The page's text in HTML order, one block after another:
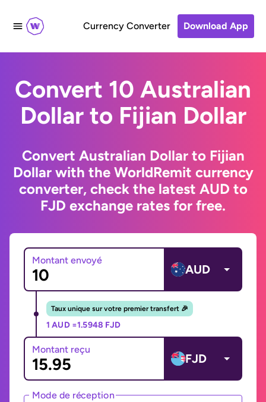
Currency Converter Download App
Convert 10 Australian
Dollar to Fijian Dollar
Convert Australian Dollar to Fijian
Dollar with the WorldRemit currency
converter, check the latest AUD to
FJD exchange rates for free.
Montant envoyé
AUD
Taux unique sur votre premier transfert 🎉
1 AUD =1.5948 FJD
Montant reçu
FJD
Mode de réception